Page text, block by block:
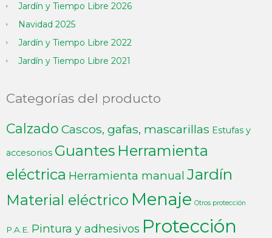
Jardín y Tiempo Libre 2026
Navidad 2025
Jardín y Tiempo Libre 2022
Jardín y Tiempo Libre 2021
Categorías del producto
Calzado Cascos, gafas, mascarillas Estufas y
accesorios Guantes Herramienta
eléctrica Herramienta manual Jardín
Material eléctrico Menaje Otros protección
P.A.E. Pintura y adhesivos Protección